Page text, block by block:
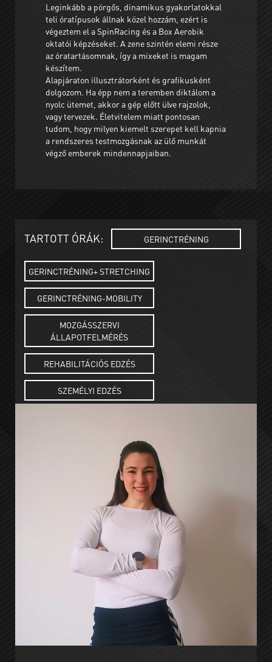
Leginkább a pörgős, dinamikus gyakorlatokkal
teli óratípusok állnak közel hozzám, ezért is
végeztem el a SpinRacing és a Box Aerobik
oktatói képzéseket. A zene szintén elemi része
az óratartásomnak, így a mixeket is magam
készítem.
Alapjáraton illusztrátorként és grafikusként
dolgozom. Ha épp nem a teremben diktálom a
nyolc ütemet, akkor a gép előtt ülve rajzolok,
vagy tervezek. Életvitelem miatt pontosan
tudom, hogy milyen kiemelt szerepet kell kapnia
a rendszeres testmozgásnak az ülő munkát
végző emberek mindennapjaiban.
TARTOTT ÓRÁK: GERINCTRÉNING
GERINCTRÉNING+ STRETCHING
GERINCTRÉNING-MOBILITY
MOZGÁSSZERVI
ÁLLAPOTFELMÉRÉS
REHABILITÁCIÓS EDZÉS
SZEMÉLYI EDZÉS